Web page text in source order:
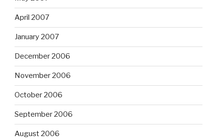
April 2007
January 2007
December 2006
November 2006
October 2006
September 2006
August 2006